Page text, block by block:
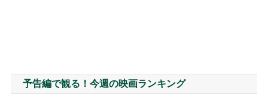
予告編で観る！今週の映画ランキング